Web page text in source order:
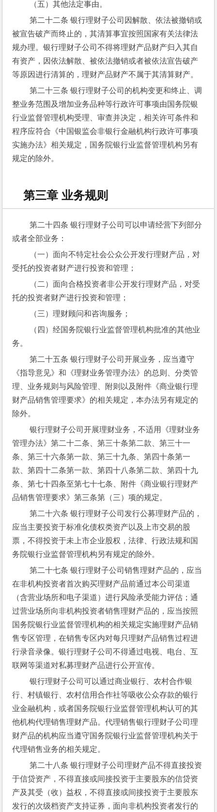
（五）其他法定事由。
第二十二条 银行理财子公司因解散、依法被撤销或
被宣告破产而终止的，其清算事宜按照国家有关法律法
规办理。银行理财子公司不得将理财产品财产归入其自
有资产，因依法解散、被依法撤销或者被依法宣告破产
等原因进行清算的，理财产品财产不属于其清算财产。
第二十三条 银行理财子公司的机构变更和终止、调
整业务范围及增加业务品种等行政许可事项由国务院银
行业监督管理机构受理、审查并决定，相关许可条件和
程序应符合《中国银监会非银行金融机构行政许可事项
实施办法》相关规定，国务院银行业监督管理机构另有
规定的除外。
第三章 业务规则
第二十四条 银行理财子公司可以申请经营下列部分
或者全部业务：
受托的投资者财产进行投资和管理；
托的投资者财产进行投资和管理；
（三）理财顾问和咨询服务；
务。
第二十五条 银行理财子公司开展业务，应当遵守
《指导意见》和《理财业务管理办法》的总则、分类管
理、业务规则与风险管理、附则以及附件《商业银行理
财产品销售管理要求》的相关规定，本办法另有规定的
除外。
银行理财子公司开展理财业务，不适用《理财业务
管理办法》第二十二条、第三十条第二款、第三十一
条、第三十六条第一款、第三十九条、第四十条第一
款、第四十二条第一款、第四十八条第二款、第四十九
条、第七十四条至第七十七条、附件《商业银行理财产
品销售管理要求》第三条第（三）项的规定。
第二十六条 银行理财子公司发行公募理财产品的，
应当主要投资于标准化债权类资产以及上市交易的股
票，不得投资于未上市企业股权，法律、行政法规和国
务院银行业监督管理机构另有规定的除外。
第二十七条 银行理财子公司销售理财产品的，应当
在非机构投资者首次购买理财产品前通过本公司渠道
（含营业场所和电子渠道）进行风险承受能力评估；通
过营业场所向非机构投资者销售理财产品的，应当按照
国务院银行业监督管理机构的相关规定实施理财产品销
售专区管理，在销售专区内对每只理财产品销售过程进
行录音录像。银行理财子公司不得通过电视、电台、互
联网等渠道对私募理财产品进行公开宣传。
银行理财子公司可以通过商业银行、农村合作银
行、村镇银行、农村信用合作社等吸收公众存款的银行
业金融机构，或者国务院银行业监督管理机构认可的其
他机构代理销售理财产品。代理销售银行理财子公司理
财产品的机构应当遵守国务院银行业监督管理机构关于
代理销售业务的相关规定。
第二十八条 银行理财子公司理财产品不得直接投资
于信贷资产，不得直接或间接投资于主要股东的信贷资
产及其受（收）益权，不得直接或间接投资于主要股东
发行的次级档资产支持证券，面向非机构投资者发行的